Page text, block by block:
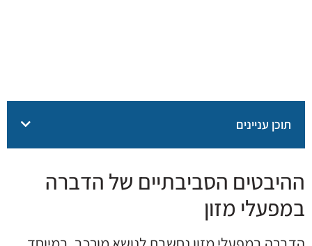
תוכן עניינים
ההיבטים הסביבתיים של הדברה
במפעלי מזון